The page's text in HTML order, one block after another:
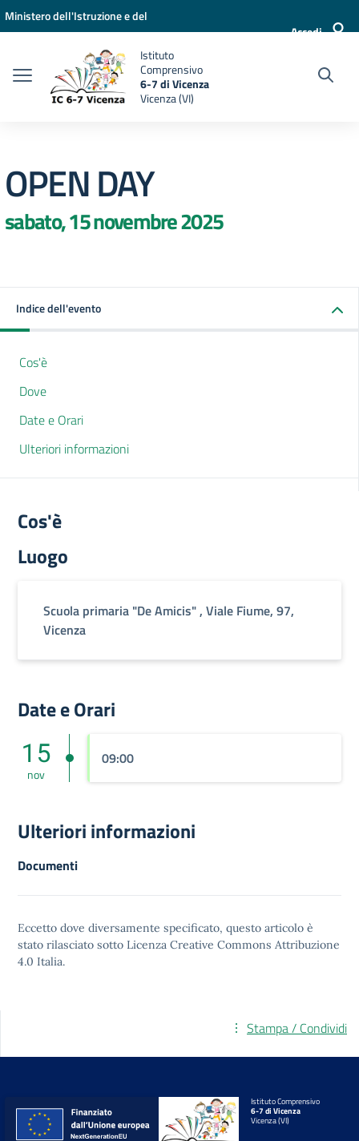
Vai ai contenuti
Vai al menu di navigazione
Vai al footer
Ministero dell'Istruzione e del
Accedi
Istituto
Comprensivo
6-7 di Vicenza
Vicenza (VI)
OPEN DAY
sabato, 15 novembre 2025
Indice dell'evento
Cos'è
Dove
Date e Orari
Ulteriori informazioni
Cos'è
Luogo
Scuola primaria "De Amicis" , Viale Fiume, 97,
Vicenza
Date e Orari
15
nov
09:00
Ulteriori informazioni
Documenti
Eccetto dove diversamente specificato, questo articolo è
stato rilasciato sotto Licenza Creative Commons Attribuzione
4.0 Italia.
Stampa / Condividi
Istituto Comprensivo
6-7 di Vicenza
Vicenza (VI)